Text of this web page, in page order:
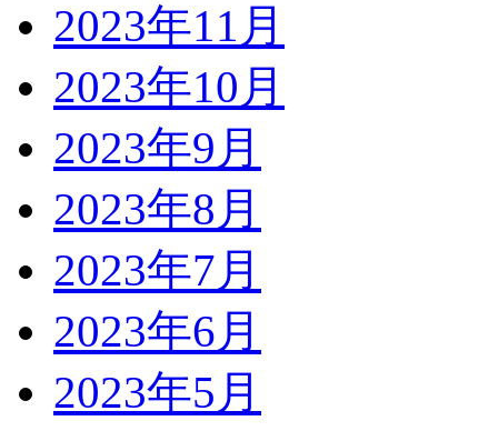
2023年11月
2023年10月
2023年9月
2023年8月
2023年7月
2023年6月
2023年5月